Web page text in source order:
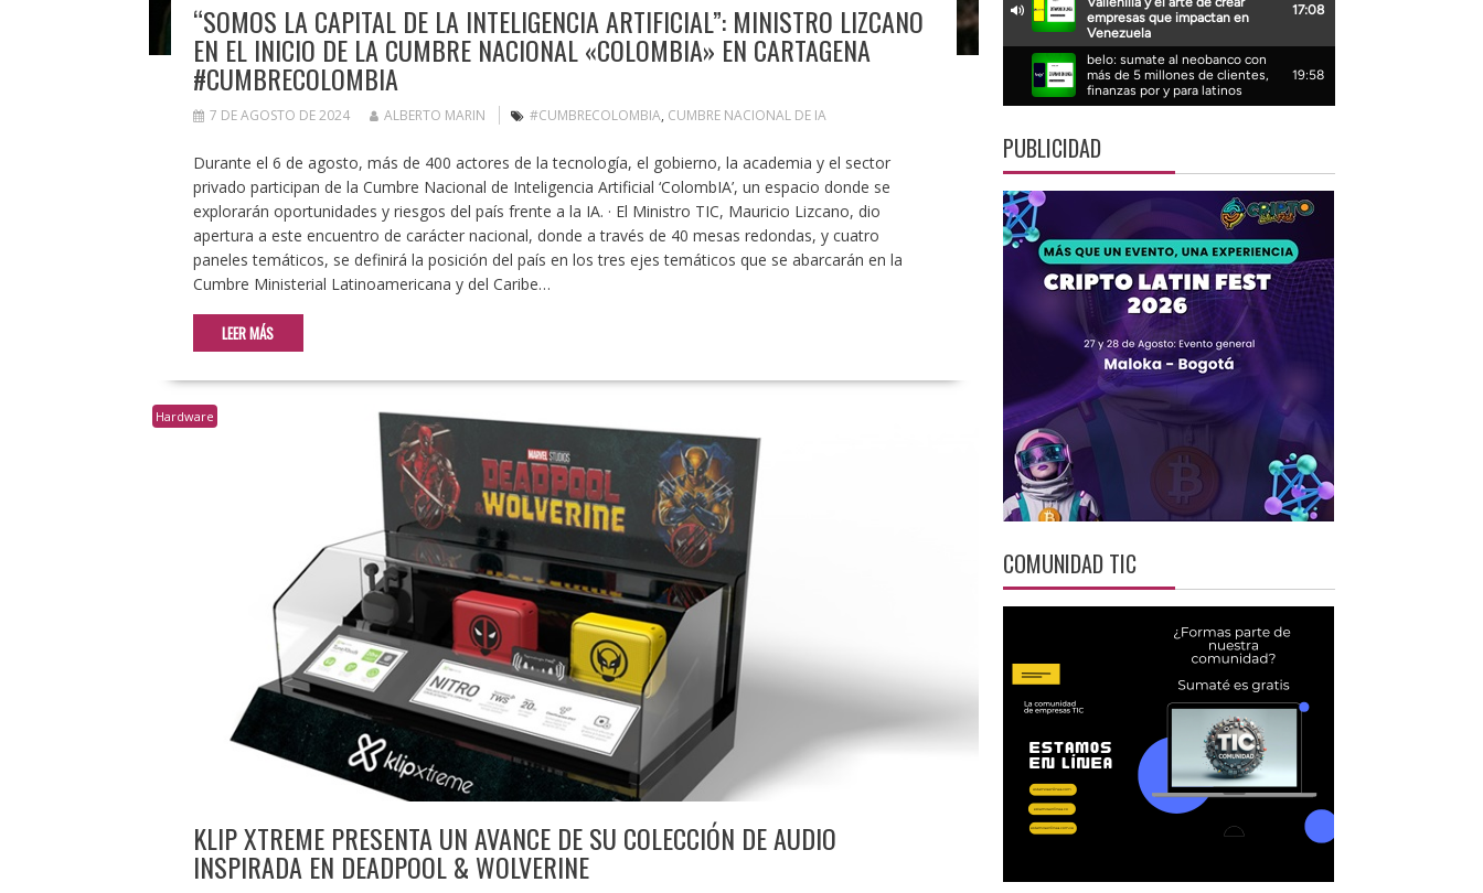
“SOMOS LA CAPITAL DE LA INTELIGENCIA ARTIFICIAL”: MINISTRO LIZCANO
EN EL INICIO DE LA CUMBRE NACIONAL «COLOMBIA» EN CARTAGENA
#CUMBRECOLOMBIA
7 DE AGOSTO DE 2024 ALBERTO MARIN #CUMBRECOLOMBIA, CUMBRE NACIONAL DE IA
Durante el 6 de agosto, más de 400 actores de la tecnología, el gobierno, la academia y el sector
privado participan de la Cumbre Nacional de Inteligencia Artificial ‘ColombIA’, un espacio donde se
explorarán oportunidades y riesgos del país frente a la IA. · El Ministro TIC, Mauricio Lizcano, dio
apertura a este encuentro de carácter nacional, donde a través de 40 mesas redondas, y cuatro
paneles temáticos, se definirá la posición del país en los tres ejes temáticos que se abarcarán en la
Cumbre Ministerial Latinoamericana y del Caribe…
LEER MÁS
Hardware
KLIP XTREME PRESENTA UN AVANCE DE SU COLECCIÓN DE AUDIO
INSPIRADA EN DEADPOOL & WOLVERINE
PUBLICIDAD
COMUNIDAD TIC